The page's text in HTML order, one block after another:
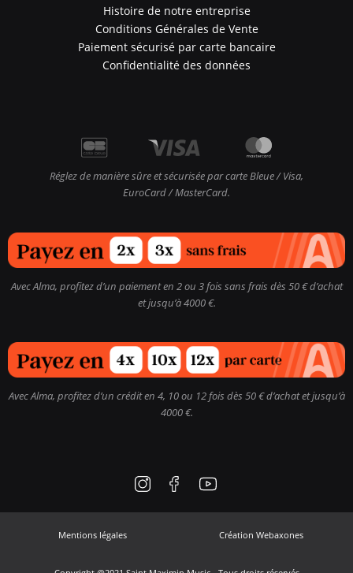
Histoire de notre entreprise
Conditions Générales de Vente
Paiement sécurisé par carte bancaire
Confidentialité des données
Réglez de manière sûre et sécurisée par carte Bleue / Visa,
EuroCard / MasterCard.
Avec Alma, profitez d’un paiement en 2 ou 3 fois sans frais dès 50 € d’achat
et jusqu’à 4000 €.
Avec Alma, profitez d’un crédit en 4, 10 ou 12 fois dès 50 € d’achat et jusqu’à
4000 €.
Mentions légales Création Webaxones